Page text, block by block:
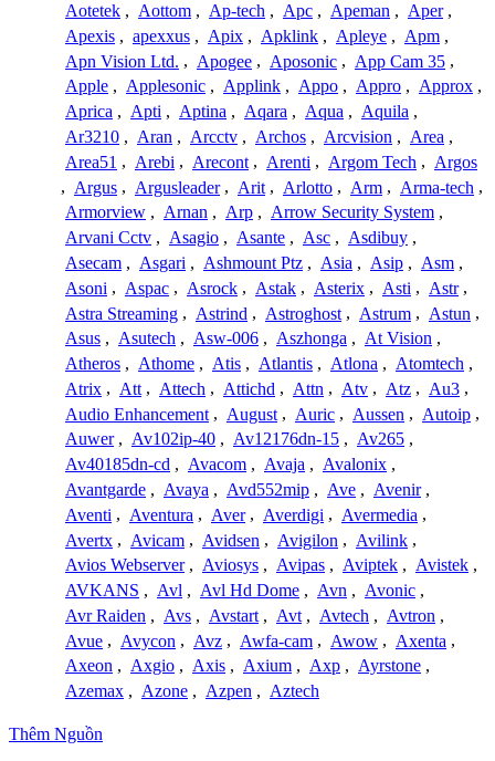
Aotetek , Aottom , Ap-tech , Apc , Apeman , Aper ,
Apexis , apexxus , Apix , Apklink , Apleye , Apm ,
Apn Vision Ltd. , Apogee , Aposonic , App Cam 35 ,
Apple , Applesonic , Applink , Appo , Appro , Approx ,
Aprica , Apti , Aptina , Aqara , Aqua , Aquila ,
Ar3210 , Aran , Arcctv , Archos , Arcvision , Area ,
Area51 , Arebi , Arecont , Arenti , Argom Tech , Argos
, Argus , Argusleader , Arit , Arlotto , Arm , Arma-tech ,
Armorview , Arnan , Arp , Arrow Security System ,
Arvani Cctv , Asagio , Asante , Asc , Asdibuy ,
Asecam , Asgari , Ashmount Ptz , Asia , Asip , Asm ,
Asoni , Aspac , Asrock , Astak , Asterix , Asti , Astr ,
Astra Streaming , Astrind , Astroghost , Astrum , Astun ,
Asus , Asutech , Asw-006 , Aszhonga , At Vision ,
Atheros , Athome , Atis , Atlantis , Atlona , Atomtech ,
Atrix , Att , Attech , Attichd , Attn , Atv , Atz , Au3 ,
Audio Enhancement , August , Auric , Aussen , Autoip ,
Auwer , Av102ip-40 , Av12176dn-15 , Av265 ,
Av40185dn-cd , Avacom , Avaja , Avalonix ,
Avantgarde , Avaya , Avd552mip , Ave , Avenir ,
Aventi , Aventura , Aver , Averdigi , Avermedia ,
Avertx , Avicam , Avidsen , Avigilon , Avilink ,
Avios Webserver , Aviosys , Avipas , Aviptek , Avistek ,
AVKANS , Avl , Avl Hd Dome , Avn , Avonic ,
Avr Raiden , Avs , Avstart , Avt , Avtech , Avtron ,
Avue , Avycon , Avz , Awfa-cam , Awow , Axenta ,
Axeon , Axgio , Axis , Axium , Axp , Ayrstone ,
Azemax , Azone , Azpen , Aztech
Thêm Nguồn